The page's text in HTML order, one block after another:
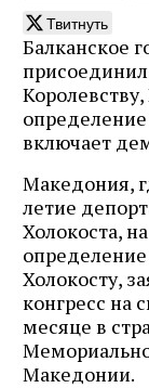
Твитнуть
Балканское
включает
Македония,
летие
Холокоста,
Холокосту,
конгресс на
месяце в
Македонии.